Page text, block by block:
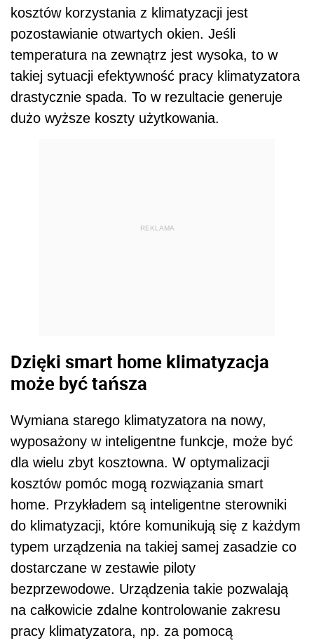
kosztów korzystania z klimatyzacji jest
pozostawianie otwartych okien. Jeśli
temperatura na zewnątrz jest wysoka, to w
takiej sytuacji efektywność pracy klimatyzatora
drastycznie spada. To w rezultacie generuje
dużo wyższe koszty użytkowania.
REKLAMA
Dzięki smart home klimatyzacja
może być tańsza
Wymiana starego klimatyzatora na nowy,
wyposażony w inteligentne funkcje, może być
dla wielu zbyt kosztowna. W optymalizacji
kosztów pomóc mogą rozwiązania smart
home. Przykładem są inteligentne sterowniki
do klimatyzacji, które komunikują się z każdym
typem urządzenia na takiej samej zasadzie co
dostarczane w zestawie piloty
bezprzewodowe. Urządzenia takie pozwalają
na całkowicie zdalne kontrolowanie zakresu
pracy klimatyzatora, np. za pomocą